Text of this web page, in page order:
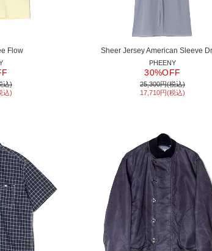
Flow
込)
込)
Sheer Jersey American Sleeve
PHEENY
30%OFF
25,300円(税込)
17,710円(税込)